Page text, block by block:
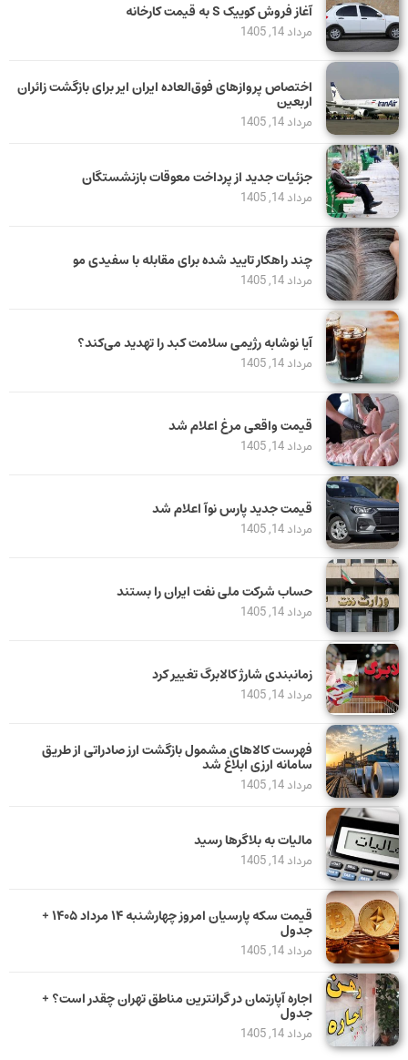
آغاز فروش کوییک S به قیمت کارخانه
مرداد 14, 1405
اختصاص پروازهای فوق‌العاده ایران ایر برای بازگشت زائران
اربعین
مرداد 14, 1405
جزئیات جدید از پرداخت معوقات بازنشستگان
مرداد 14, 1405
چند راهکار تایید شده برای مقابله با سفیدی مو
مرداد 14, 1405
آیا نوشابه رژیمی سلامت کبد را تهدید می‌کند؟
مرداد 14, 1405
قیمت واقعی مرغ اعلام شد
مرداد 14, 1405
قیمت جدید پارس نوآ اعلام شد
مرداد 14, 1405
حساب‌ شرکت ملی نفت ایران را بستند
مرداد 14, 1405
زمانبندی شارژ کالابرگ تغییر کرد
مرداد 14, 1405
فهرست کالاهای مشمول بازگشت ارز صادراتی از طریق
سامانه ارزی ابلاغ شد
مرداد 14, 1405
مالیات به بلاگرها رسید
مرداد 14, 1405
قیمت سکه پارسیان امروز چهارشنبه ۱۴ مرداد ۱۴۰۵ +
جدول
مرداد 14, 1405
اجاره آپارتمان در گرانترین مناطق تهران چقدر است؟ +
جدول
مرداد 14, 1405